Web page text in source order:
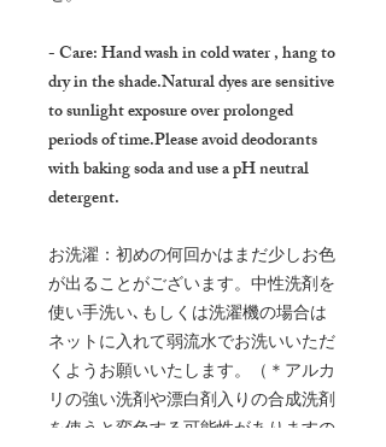
- Care: Hand wash in cold water , hang to
dry in the shade.Natural dyes are sensitive
to sunlight exposure over prolonged
periods of time.Please avoid deodorants
with baking soda and use a pH neutral
detergent.
お洗濯：初めの何回かはまだ少しお色
が出ることがございます。中性洗剤を
使い手洗い､もしくは洗濯機の場合は
ネットに入れて弱流水でお洗いいただ
くようお願いいたします。（＊アルカ
リの強い洗剤や漂白剤入りの合成洗剤
を使うと変色する可能性がありますの